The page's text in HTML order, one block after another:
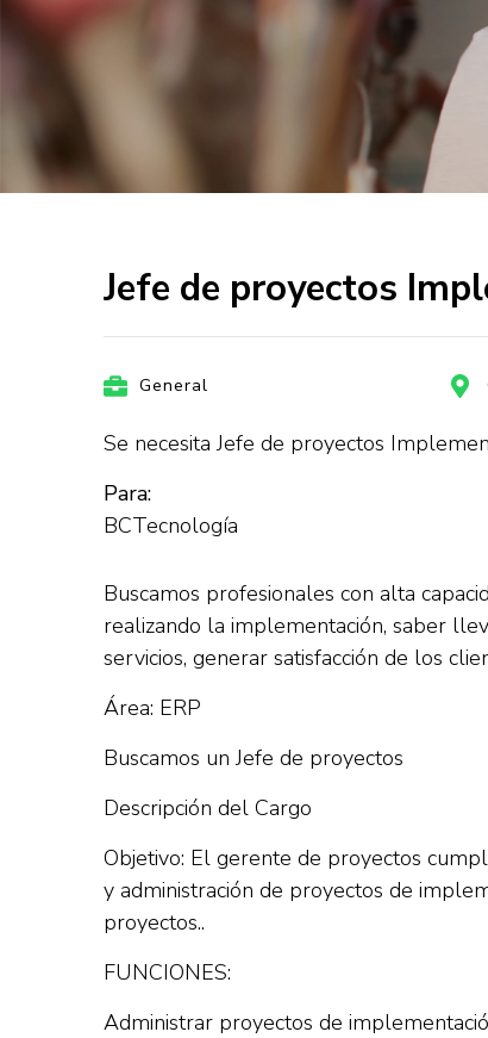
Jefe de proyectos
General
Se necesita Jefe de proyectos
Para:
BCTecnología
Buscamos profesionales con alta
realizando la implementación, saber
servicios, generar satisfacción de los
Área: ERP
Buscamos un Jefe de proyectos
Descripción del Cargo
Objetivo: El gerente de proyectos
y administración de proyectos de
proyectos..
FUNCIONES:
Administrar proyectos de